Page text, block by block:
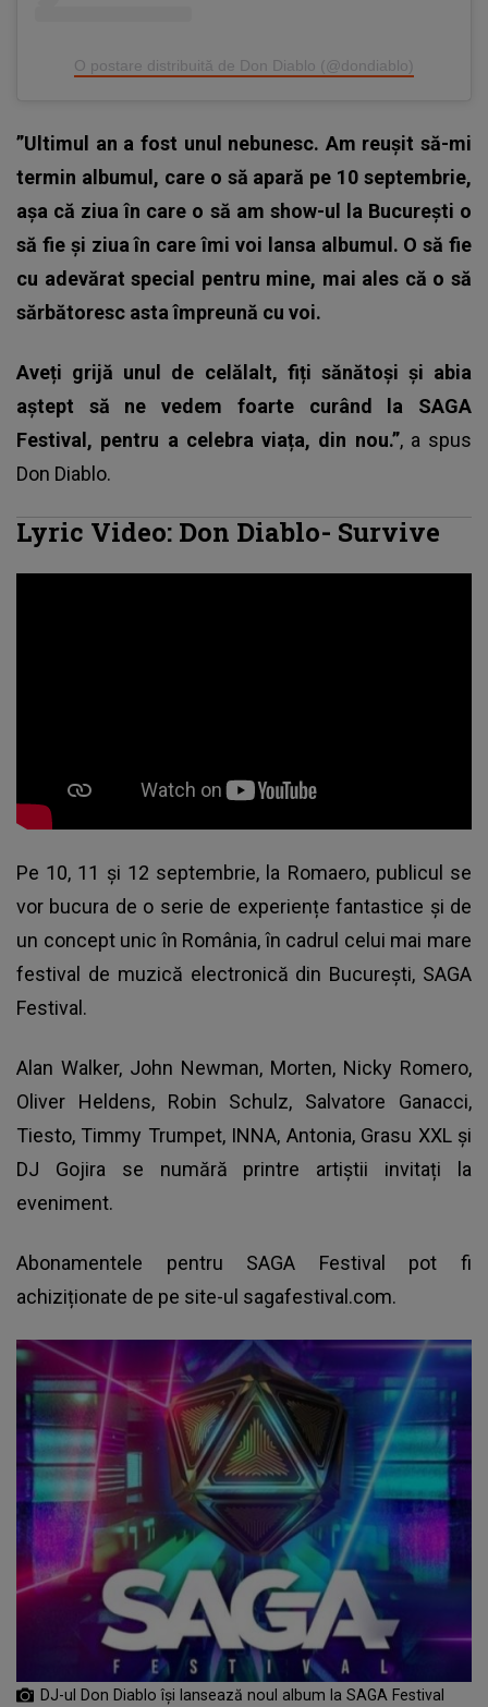
O postare distribuită de Don Diablo (@dondiablo)
”Ultimul an a fost unul nebunesc. Am reușit să-mi
termin albumul, care o să apară pe 10 septembrie,
așa că ziua în care o să am show-ul la București o
să fie și ziua în care îmi voi lansa albumul. O să fie
cu adevărat special pentru mine, mai ales că o să
sărbătoresc asta împreună cu voi.
Aveți grijă unul de celălalt, fiți sănătoși și abia
aștept să ne vedem foarte curând la SAGA
Festival, pentru a celebra viața, din nou.”, a spus
Don Diablo.
Lyric Video: Don Diablo- Survive
Pe 10, 11 și 12 septembrie, la Romaero, publicul se
vor bucura de o serie de experiențe fantastice și de
un concept unic în România, în cadrul celui mai mare
festival de muzică electronică din București, SAGA
Festival.
Alan Walker, John Newman, Morten, Nicky Romero,
Oliver Heldens, Robin Schulz, Salvatore Ganacci,
Tiesto, Timmy Trumpet, INNA, Antonia, Grasu XXL şi
DJ Gojira se numără printre artiștii invitați la
eveniment.
Abonamentele pentru SAGA Festival
pot fi
achiziționate de pe site-ul sagafestival.com.
DJ-ul Don Diablo își lansează noul album la SAGA Festival